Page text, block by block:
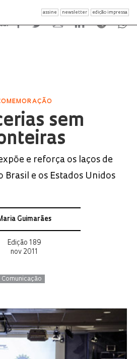
assine newsletter edição impressa
sem
e reforça os laços de
Brasil e os Estados Unidos
Guimarães
Edição 189
nov 2011
Comunicação